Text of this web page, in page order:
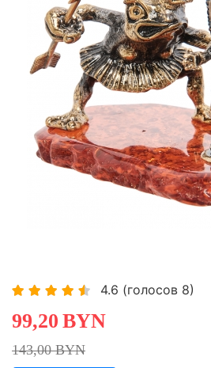
4.6 (голосов 8)
99,20 BYN
143,00 BYN